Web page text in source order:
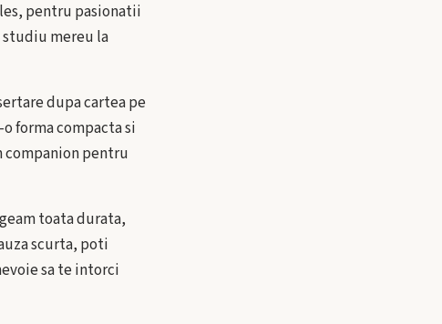
pentru pasionatii
mereu la
dupa cartea pe
forma compacta si
companion pentru
toata durata,
scurta, poti
sa te intorci